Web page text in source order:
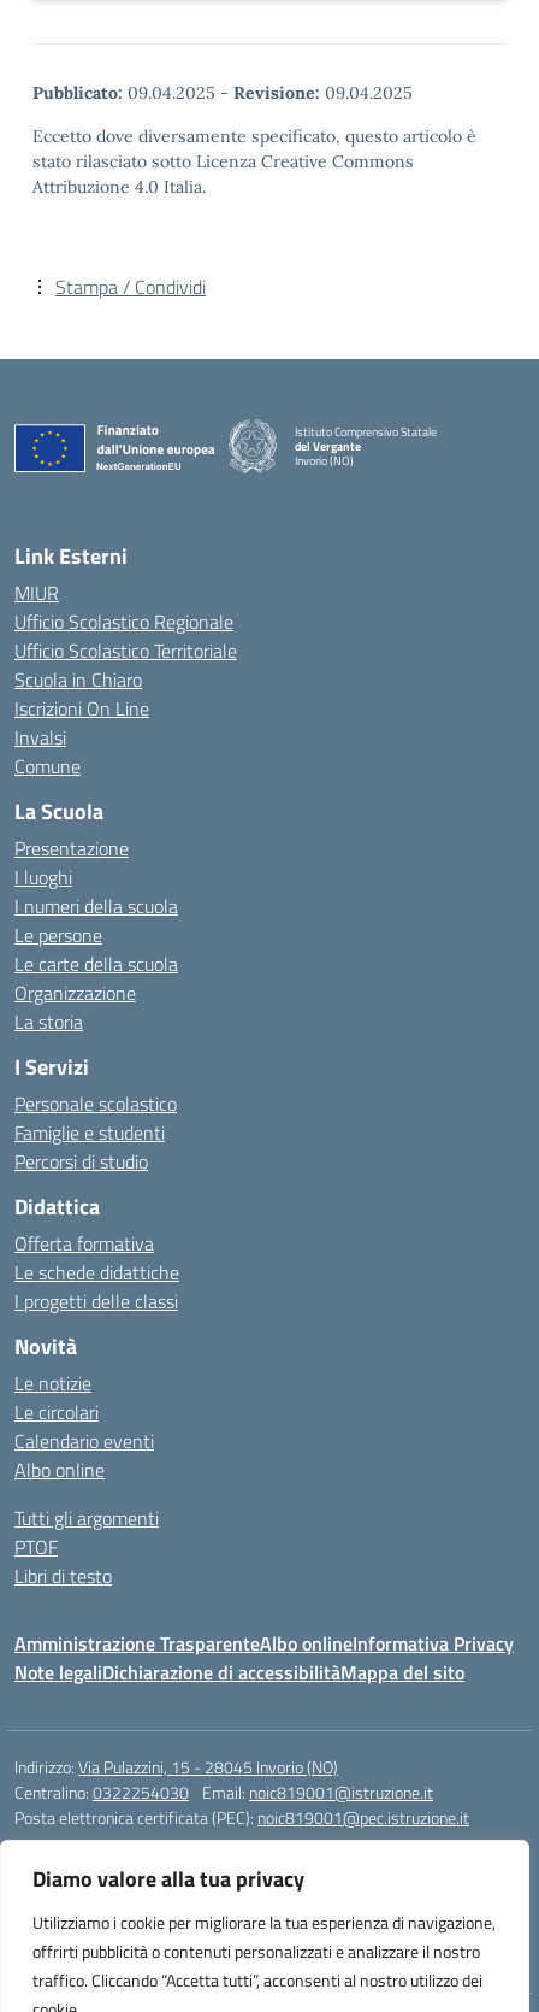
Diamo valore alla tua privacy
Utilizziamo i cookie per migliorare la tua esperienza di navigazione,
offrirti pubblicità o contenuti personalizzati e analizzare il nostro
traffico. Cliccando “Accetta tutti”, acconsenti al nostro utilizzo dei
Pubblicato: 09.04.2025 - Revisione: 09.04.2025
Eccetto dove diversamente specificato, questo articolo è
stato rilasciato sotto Licenza Creative Commons
Attribuzione 4.0 Italia.
Stampa / Condividi
Istituto Comprensivo Statale
del Vergante
Invorio (NO)
Link Esterni
MIUR
Ufficio Scolastico Regionale
Ufficio Scolastico Territoriale
Scuola in Chiaro
Iscrizioni On Line
Invalsi
Comune
La Scuola
Presentazione
I luoghi
I numeri della scuola
Le persone
Le carte della scuola
Organizzazione
La storia
I Servizi
Personale scolastico
Famiglie e studenti
Percorsi di studio
Didattica
Offerta formativa
Le schede didattiche
I progetti delle classi
Novità
Le notizie
Le circolari
Calendario eventi
Albo online
Tutti gli argomenti
PTOF
Libri di testo
Amministrazione TrasparenteAlbo onlineInformativa Privacy
Note legaliDichiarazione di accessibilitàMappa del sito
Indirizzo:Via Pulazzini, 15 - 28045 Invorio (NO)
Centralino:0322254030 Email: noic819001@istruzione.it
Posta elettronica certificata (PEC): noic819001@pec.istruzione.it
Codice meccanografico:NOIC819001
Codice Indice delle Pubbliche Amministrazioni (IPA): istsc_noic819001
Codice unico di fatturazione (CUF): UFZ9M3